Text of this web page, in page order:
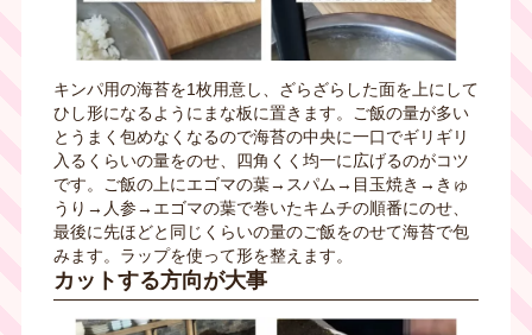
キンパ用の海苔を1枚用意し、ざらざらした面を上にして
ひし形になるようにまな板に置きます。ご飯の量が多い
とうまく包めなくなるので海苔の中央に一口でギリギリ
入るくらいの量をのせ、四角くく均一に広げるのがコツ
です。ご飯の上にエゴマの葉→スパム→目玉焼き→きゅ
うり→人参→エゴマの葉で巻いたキムチの順番にのせ、
最後に先ほどと同じくらいの量のご飯をのせて海苔で包
みます。ラップを使って形を整えます。
カットする方向が大事